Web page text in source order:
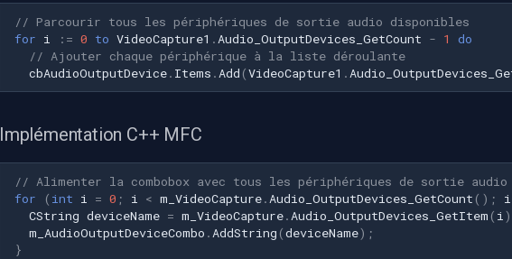
// Parcourir tous les périphériques de sortie audio disponibles
for i := 0 to VideoCapture1 . Audio_OutputDevices_GetCount - 1
do
// Ajouter chaque périphérique à la liste déroulante
cbAudioOutputDevice. Items . Add (VideoCapture1 .
Implémentation C++ MFC
// Alimenter la combobox avec tous les périphériques de sortie
for
( int i = 0 ; i < m_VideoCapture. Audio_OutputDevices_GetCount (); i
CString deviceName = m_VideoCapture. Audio_OutputDevices_GetItem ( i
m_AudioOutputDeviceCombo . AddString (deviceName);
}